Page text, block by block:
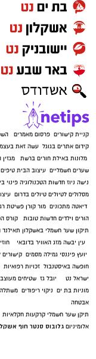
קניית קישורים פרסום מאמרים
קידום אתרים בגוגל עשה זאת
מלונות באילת חורים ברשת מגזין
שערים חשמליים עיצוב הבית טיפים
נישה ניוז חדשות הטכנולוגיה פינוי
מסלולים לטיולים טיולים בדרום
דיאטה מתכונים מור קורן פשיטת
הורים וילדים חדשות טובות קורס
תיקון שער חשמלי באשקלון תאילנד
עין יבשה מזג האוויר בדובאי
יועץ פיננסי גמילה מסמים קישורים
חופשה באיסטנבול זכויות רפואיות
ישראל נט
יובל גז שטיחים
מוניות בת ים ניקוי ריפודים משתלה
אבטחה
תיקן שער חשמלי קרקעות חקלאיות
אלומיניום גלובוס סנטר חוף